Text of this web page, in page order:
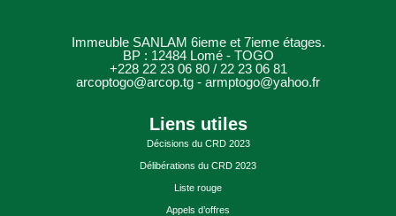
Immeuble SANLAM 6ieme et 7ieme étages.
BP : 12484 Lomé - TOGO
+228 22 23 06 80 / 22 23 06 81
arcoptogo@arcop.tg - armptogo@yahoo.fr
Liens utiles
Décisions du CRD 2023
Délibérations du CRD 2023
Liste rouge
Appels d’offres